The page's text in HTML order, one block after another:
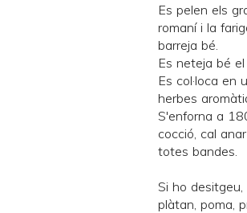
Es pelen els
romaní i la
barreja bé.
Es neteja bé
Es col·loca en
herbes
S'enforna a
cocció, cal
totes bandes.
Si ho
plàtan, poma,